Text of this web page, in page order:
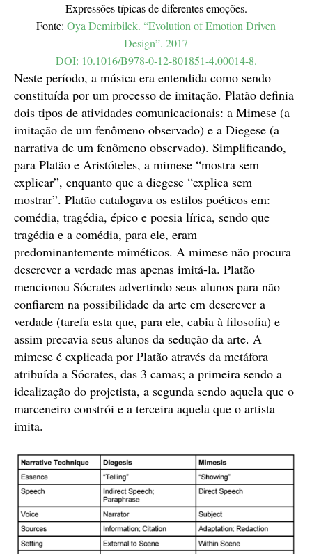
Expressões típicas de diferentes emoções.
Fonte: Oya Demirbilek. “Evolution of Emotion Driven
Design”. 2017
DOI: 10.1016/B978-0-12-801851-4.00014-8.
Neste período, a música era entendida como sendo
constituída por um processo de imitação. Platão definia
dois tipos de atividades comunicacionais: a Mimese (a
imitação de um fenômeno observado) e a Diegese (a
narrativa de um fenômeno observado). Simplificando,
para Platão e Aristóteles, a mimese “mostra sem
explicar”, enquanto que a diegese “explica sem
mostrar”. Platão catalogava os estilos poéticos em:
comédia, tragédia, épico e poesia lírica, sendo que
tragédia e a comédia, para ele, eram
predominantemente miméticos. A mimese não procura
descrever a verdade mas apenas imitá-la. Platão
mencionou Sócrates advertindo seus alunos para não
confiarem na possibilidade da arte em descrever a
verdade (tarefa esta que, para ele, cabia à filosofia) e
assim precavia seus alunos da sedução da arte. A
mimese é explicada por Platão através da metáfora
atribuída a Sócrates, das 3 camas; a primeira sendo a
idealização do projetista, a segunda sendo aquela que o
marceneiro constrói e a terceira aquela que o artista
imita.